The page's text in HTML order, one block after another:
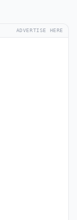
ADVERTISE HERE